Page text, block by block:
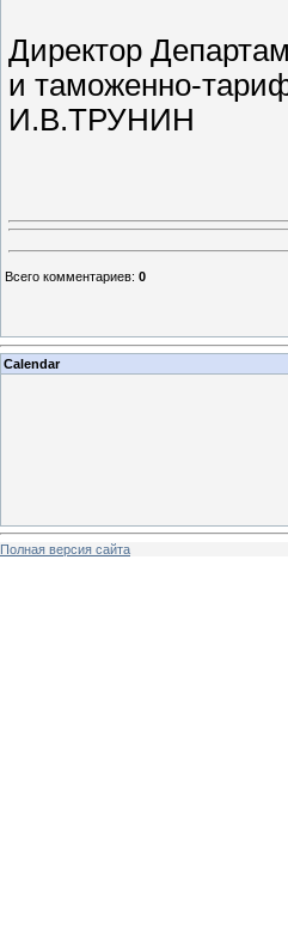
Директор
и таможенно-
И.В.ТРУНИН
Всего комментариев: 0
Calendar
Полная версия сайта